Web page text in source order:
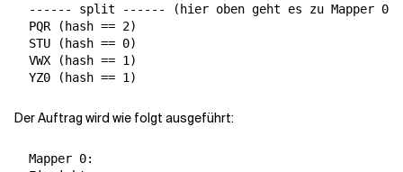
------ split ------ (hier oben geht es zu Mapper 0,
  PQR (hash == 2)
  STU (hash == 0)
  VWX (hash == 1)
Der Auftrag wird wie folgt ausgeführt:
  Mapper 0: